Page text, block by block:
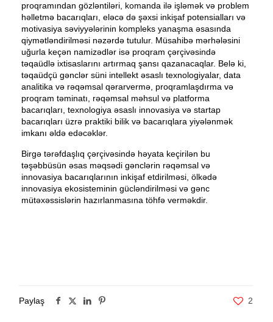
proqramından gözləntiləri, komanda ilə işləmək və problem
həlletmə bacarıqları, eləcə də şəxsi inkişaf potensialları və
motivasiya səviyyələrinin kompleks yanaşma əsasında
qiymətləndirilməsi nəzərdə tutulur. Müsahibə mərhələsini
uğurla keçən namizədlər isə proqram çərçivəsində
təqaüdlə ixtisaslarını artırmaq şansı qazanacaqlar. Belə ki,
təqaüdçü gənclər süni intellekt əsaslı texnologiyalar, data
analitika və rəqəmsal qərarvermə, proqramlaşdırma və
proqram təminatı, rəqəmsal məhsul və platforma
bacarıqları, texnologiya əsaslı innovasiya və startap
bacarıqları üzrə praktiki bilik və bacarıqlara yiyələnmək
imkanı əldə edəcəklər.
Birgə tərəfdaşlıq çərçivəsində həyata keçirilən bu
təşəbbüsün əsas məqsədi gənclərin rəqəmsal və
innovasiya bacarıqlarının inkişaf etdirilməsi, ölkədə
innovasiya ekosisteminin gücləndirilməsi və gənc
mütəxəssislərin hazırlanmasına töhfə verməkdir.
Paylaş 2